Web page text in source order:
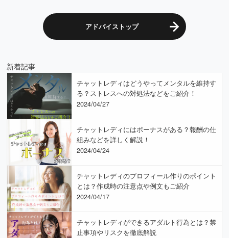
アドバイストップ
新着記事
チャットレディはどうやってメンタルを維持す
る？ストレスへの対処法などをご紹介！
2024/04/27
チャットレディにはボーナスがある？報酬の仕
組みなどを詳しく解説！
2024/04/24
チャットレディのプロフィール作りのポイント
とは？作成時の注意点や例文もご紹介
2024/04/17
チャットレディができるアダルト行為とは？禁
止事項やリスクを徹底解説